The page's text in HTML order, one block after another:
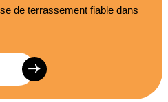
de terrassement fiable dans